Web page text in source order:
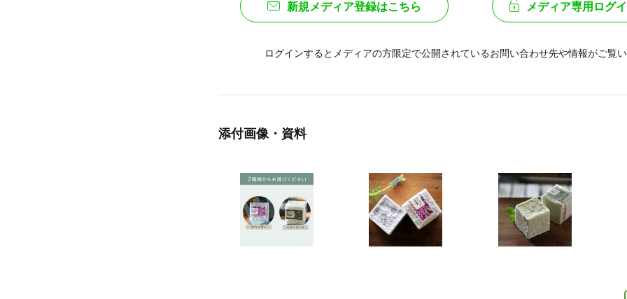
新規メディア登録はこちら メディア専用ログ
ログインするとメディアの方限定で公開されているお問い合わせ先や情報がご覧
添付画像・資料